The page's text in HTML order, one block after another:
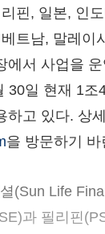
핀, 일본, 인
트남, 말레이
에서 사업을 운
30일 현재 1조
하고 있다. 상
을 방문하기 바
(Sun Life
과 필리핀